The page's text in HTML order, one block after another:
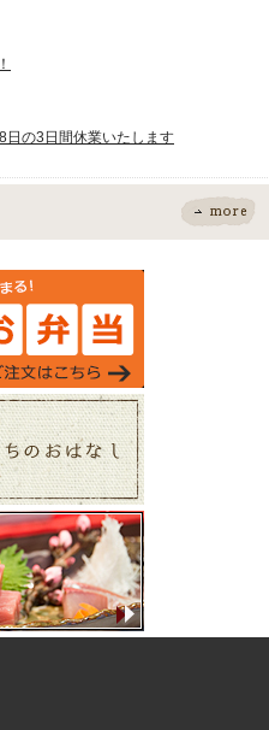
の3日間休業いたします